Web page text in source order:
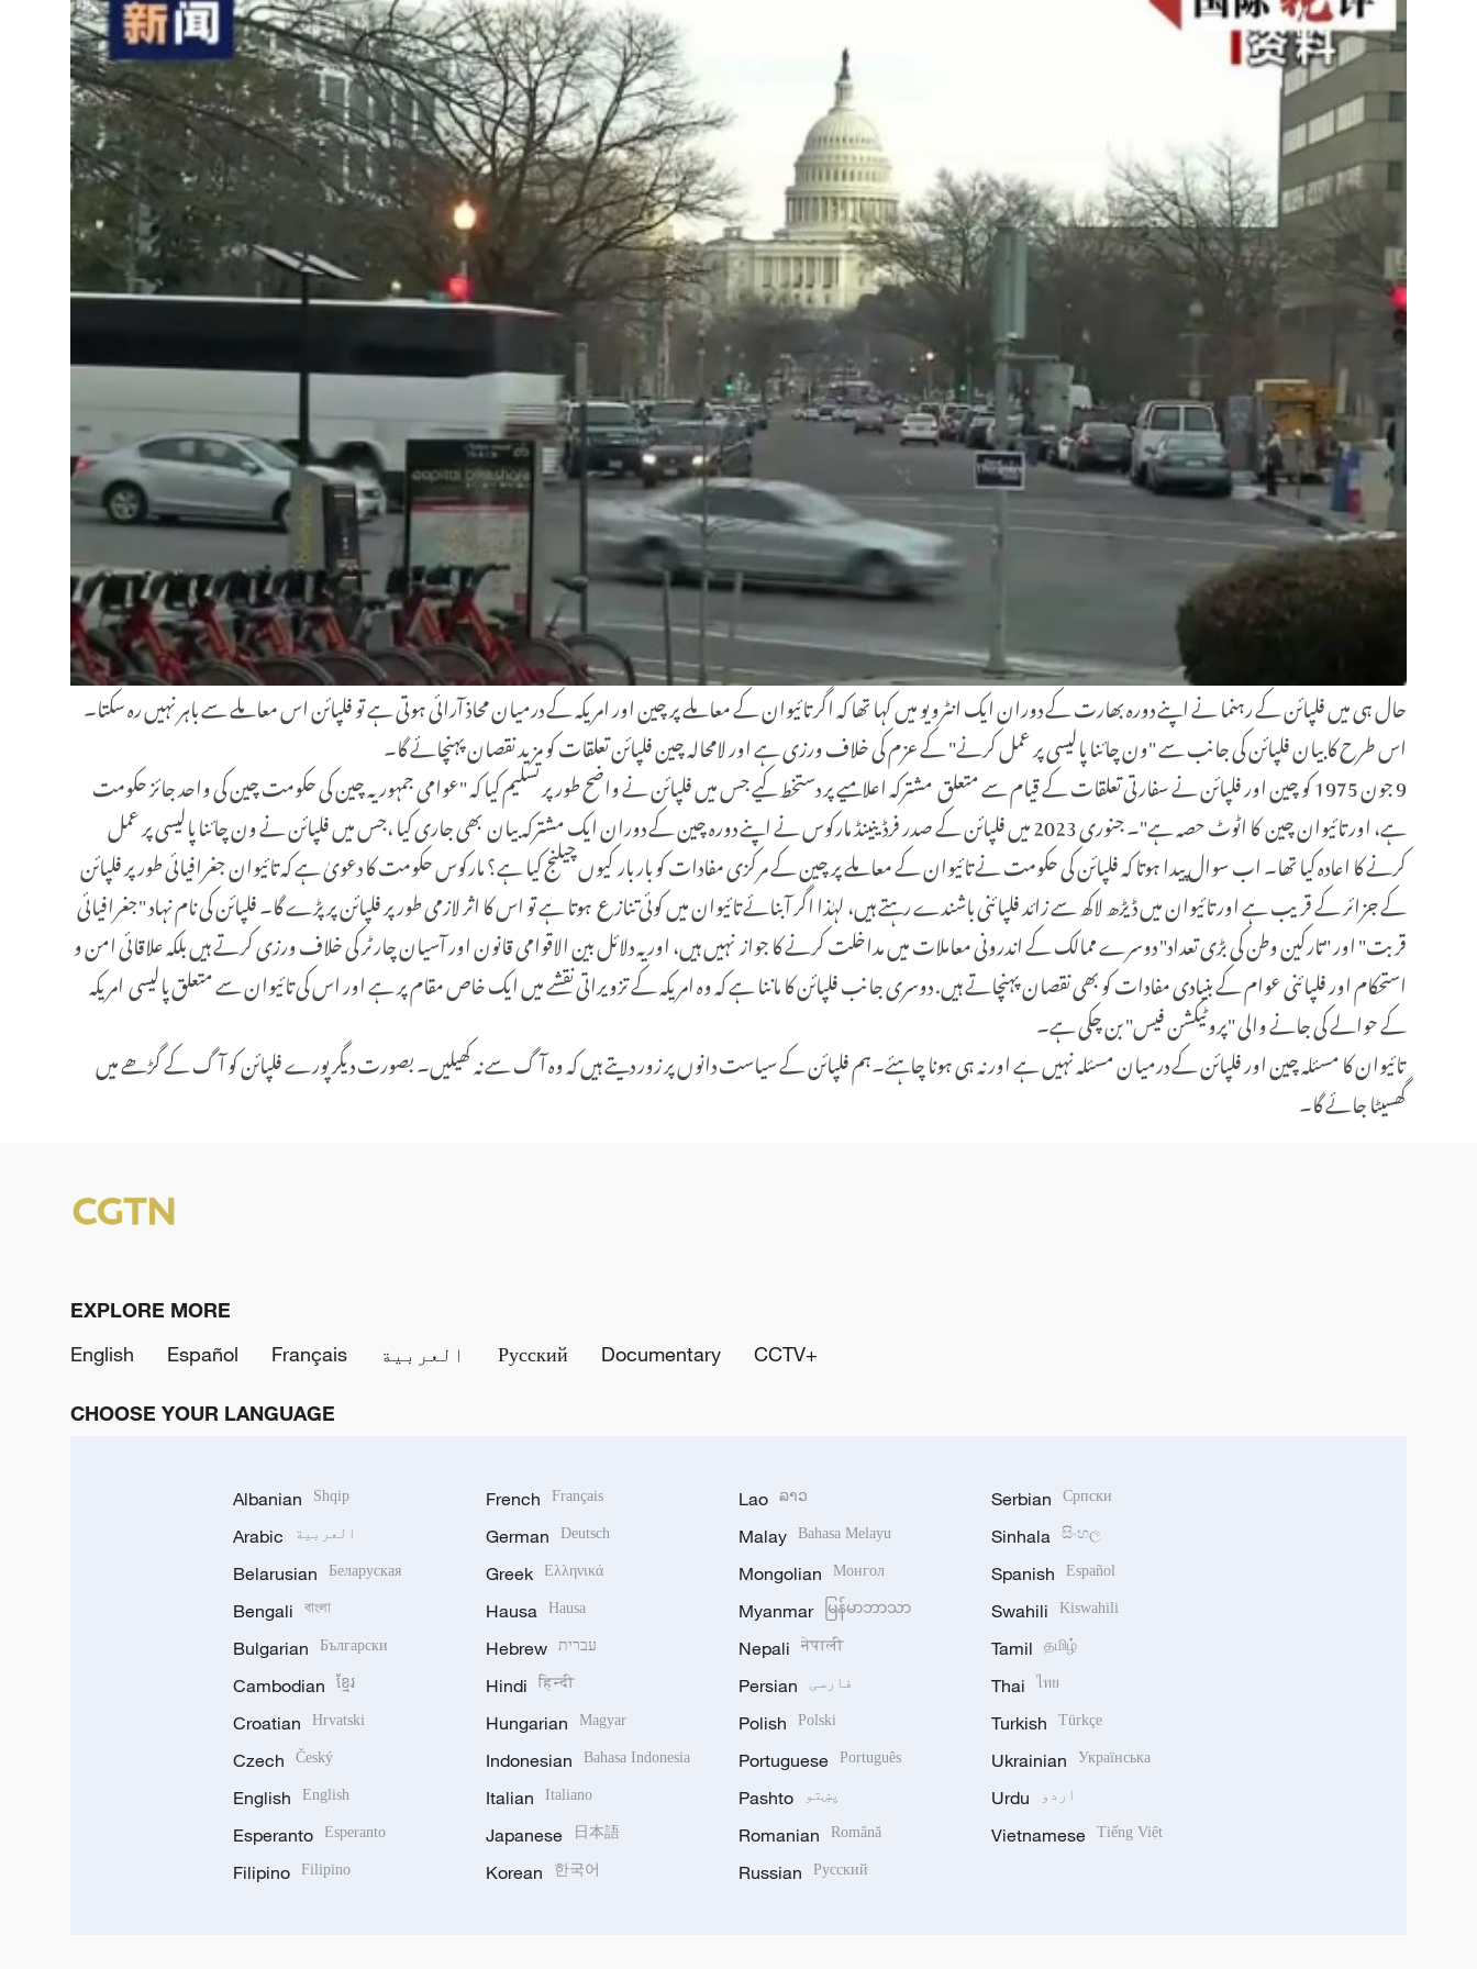
حال ہی میں فلپائن کے رہنما نے اپنے دورہ بھارت کے دوران ایک انٹرویو میں کہا تھا کہ اگر تائیوان کے معاملے پر چین اور امریکہ کے درمیان محاذ آرائی ہوتی ہے تو فلپائن اس معاملے سے باہر نہیں رہ سکتا۔
اس طرح کا بیان فلپائن کی جانب سے "ون چائنا پالیسی پر عمل کرنے" کے عزم کی خلاف ورزی ہے اور لامحالہ چین فلپائن تعلقات کو مزید نقصان پہنچائے گا۔
9 جون 1975 کو چین اور فلپائن نے سفارتی تعلقات کے قیام سے متعلق مشترکہ اعلامیے پر دستخط کیے جس میں فلپائن نے واضح طور پر تسلیم کیا کہ "عوامی جمہوریہ چین کی حکومت چین کی واحد جائز حکومت
ہے، اور تائیوان چین کا اٹوٹ حصہ ہے"۔ جنوری 2023 میں فلپائن کے صدر فرڈینینڈ مارکوس نے اپنے دورہ چین کے دوران ایک مشترکہ بیان بھی جاری کیا ،جس میں فلپائن نے ون چائنا پالیسی پر عمل
کرنے کا اعادہ کیا تھا۔ اب سوال پیدا ہوتا کہ فلپائن کی حکومت نے تائیوان کے معاملے پر چین کے مرکزی مفادات کو بار بار کیوں چیلنج کیا ہے؟ مارکوس حکومت کا دعویٰ ہے کہ تائیوان جغرافیائی طور پر فلپائن
کے جزائر کے قریب ہے اور تائیوان میں ڈیڑھ لاکھ سے زائد فلپائنی باشندے رہتے ہیں، لہٰذا اگر آبنائے تائیوان میں کوئی تنازع ہوتا ہے تو اس کا اثر لازمی طور پر فلپائن پر پڑے گا۔ فلپائن کی نام نہاد "جغرافیائی
قربت" اور "تارکین وطن کی بڑی تعداد" دوسرے ممالک کے اندرونی معاملات میں مداخلت کرنے کا جواز نہیں ہیں، اور یہ دلائل بین الاقوامی قانون اور آسیان چارٹر کی خلاف ورزی کرتے ہیں بلکہ علاقائی امن و
استحکام اور فلپائنی عوام کے بنیادی مفادات کو بھی نقصان پہنچاتے ہیں. دوسری جانب فلپائن کا ماننا ہے کہ وہ امریکہ کے تزویراتی نقشے میں ایک خاص مقام پر ہے اور اس کی تائیوان سے متعلق پالیسی امریکہ
کے حوالے کی جانے والی "پروٹیکشن فیس" بن چکی ہے۔
تائیوان کا مسئلہ چین اور فلپائن کے درمیان مسئلہ نہیں ہے اور نہ ہی ہونا چاہئے۔ہم فلپائن کے سیاست دانوں پر زور دیتے ہیں کہ وہ آگ سے نہ کھیلیں۔ بصورت دیگر پورے فلپائن کو آگ کے گڑھے میں
گھسیٹا جائے گا۔
EXPLORE MORE
English
Español Français العربية Русский Documentary CCTV+
CHOOSE YOUR LANGUAGE
Albanian Shqip
Arabic العربية
Belarusian Беларуская
Bengali বাংলা
Bulgarian Български
Cambodian ខ្មែរ
Croatian Hrvatski
Czech Český
English English
Esperanto Esperanto
Filipino Filipino
French Français
German Deutsch
Greek Ελληνικά
Hausa Hausa
Hebrew עברית
Hindi हिन्दी
Hungarian Magyar
Indonesian Bahasa Indonesia
Italian Italiano
Japanese 日本語
Korean 한국어
Lao ລາວ
Malay Bahasa Melayu
Mongolian Монгол
Myanmar မြန်မာဘာသာ
Nepali नेपाली
Persian فارسی
Polish Polski
Portuguese Português
Pashto پښتو
Romanian Română
Russian Русский
Serbian Српски
Sinhala සිංහල
Spanish Español
Swahili Kiswahili
Tamil தமிழ்
Thai ไทย
Turkish Türkçe
Ukrainian Українська
Urdu اردو
Vietnamese Tiếng Việt